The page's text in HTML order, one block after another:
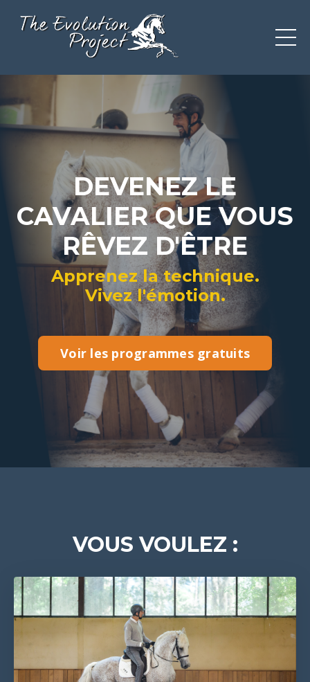
DEVENEZ LE
CAVALIER QUE VOUS
RÊVEZ D'ÊTRE
Apprenez la technique.
Vivez l'émotion.
Voir les programmes gratuits
VOUS VOULEZ :